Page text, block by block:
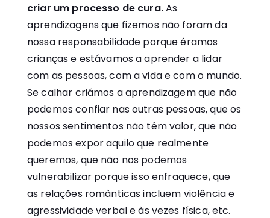
criar um processo de cura.As
aprendizagens que fizemos não foram da
nossa responsabilidade porque éramos
crianças e estávamos a aprender a lidar
com as pessoas, com a vida e com o mundo.
Se calhar criámos a aprendizagem que não
podemos confiar nas outras pessoas, que os
nossos sentimentos não têm valor, que não
podemos expor aquilo que realmente
queremos, que não nos podemos
vulnerabilizar porque isso enfraquece, que
as relações românticas incluem violência e
agressividade verbal e às vezes física, etc.